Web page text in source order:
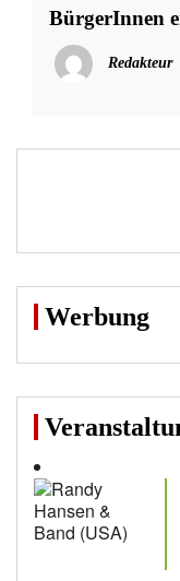
BürgerInnen
Redakteur
Werbung